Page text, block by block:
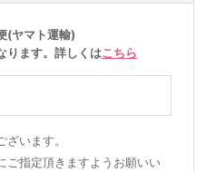
(ヤマト運輸)
ります。詳しくはこちら
います。
ご指定頂きますようお願いい